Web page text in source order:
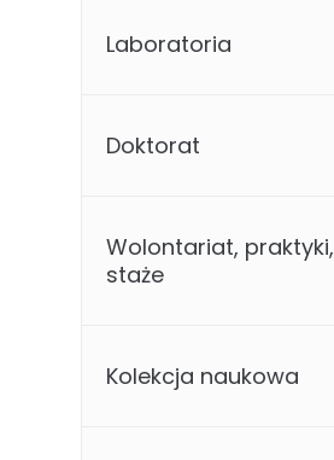
Laboratoria
Doktorat
Wolontariat, praktyki,
staże
Kolekcja naukowa